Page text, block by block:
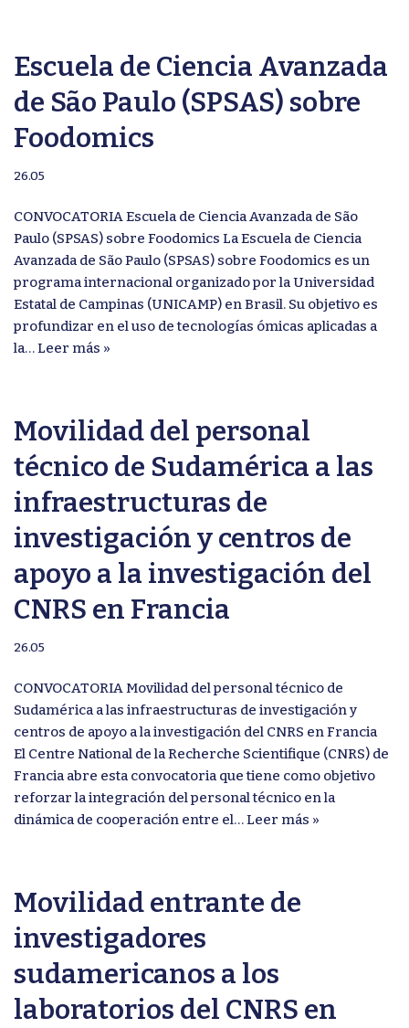
Escuela de Ciencia Avanzada
de São Paulo (SPSAS) sobre
Foodomics
26.05
CONVOCATORIA Escuela de Ciencia Avanzada de São
Paulo (SPSAS) sobre Foodomics La Escuela de Ciencia
Avanzada de São Paulo (SPSAS) sobre Foodomics es un
programa internacional organizado por la Universidad
Estatal de Campinas (UNICAMP) en Brasil. Su objetivo es
profundizar en el uso de tecnologías ómicas aplicadas a
la…Leer más »
Movilidad del personal
técnico de Sudamérica a las
infraestructuras de
investigación y centros de
apoyo a la investigación del
CNRS en Francia
26.05
CONVOCATORIA Movilidad del personal técnico de
Sudamérica a las infraestructuras de investigación y
centros de apoyo a la investigación del CNRS en Francia
El Centre National de la Recherche Scientifique (CNRS) de
Francia abre esta convocatoria que tiene como objetivo
reforzar la integración del personal técnico en la
dinámica de cooperación entre el…Leer más »
Movilidad entrante de
investigadores
sudamericanos a los
laboratorios del CNRS en